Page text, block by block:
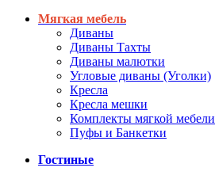
Мягкая мебель
Диваны
Диваны Тахты
Диваны малютки
Угловые диваны (Уголки)
Кресла
Кресла мешки
Комплекты мягкой мебели
Пуфы и Банкетки
Гостиные